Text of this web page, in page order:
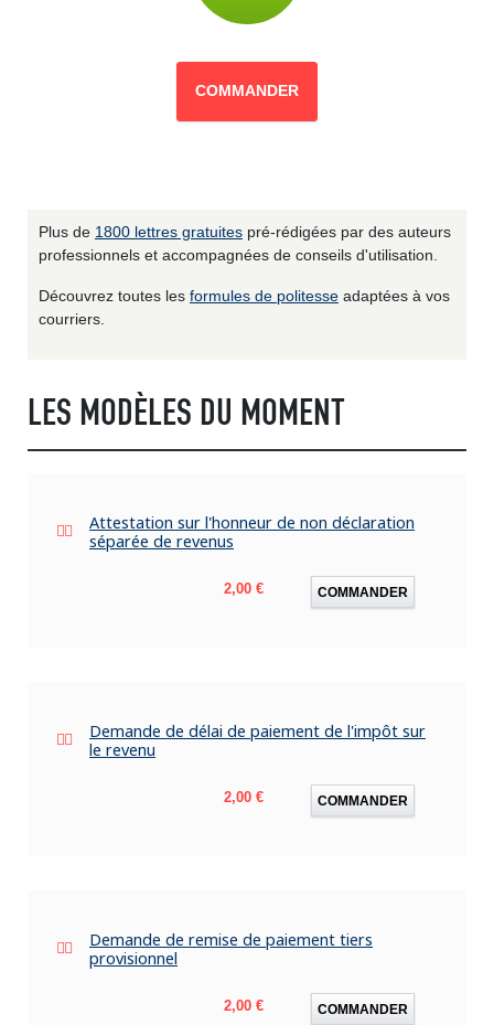
COMMANDER
Plus de 1800 lettres gratuites pré-rédigées par des auteurs
professionnels et accompagnées de conseils d'utilisation.
Découvrez toutes les formules de politesse adaptées à vos
courriers.
LES MODÈLES DU MOMENT
Attestation sur l'honneur de non déclaration
séparée de revenus
Prix
2,00 € COMMANDER
Demande de délai de paiement de l'impôt sur
le revenu
Prix
2,00 € COMMANDER
Demande de remise de paiement tiers
provisionnel
Prix
2,00 € COMMANDER